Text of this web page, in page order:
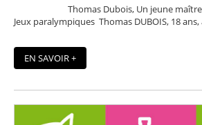
Thomas Dubois, Un jeune maître
Jeux paralympiques Thomas DUBOIS, 18 ans,
EN SAVOIR +